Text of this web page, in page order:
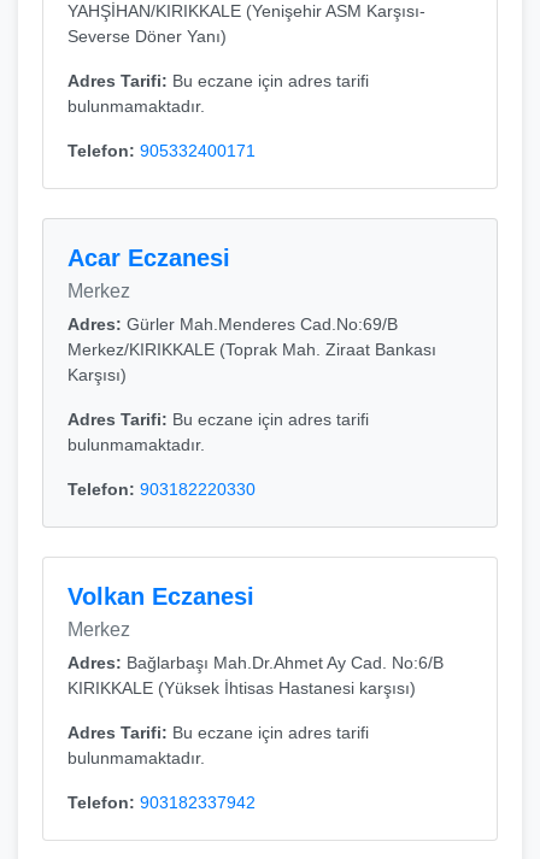
YAHŞİHAN/KIRIKKALE (Yenişehir ASM Karşısı-
Severse Döner Yanı)
Adres Tarifi: Bu eczane için adres tarifi
bulunmamaktadır.
Telefon: 905332400171
Acar Eczanesi
Merkez
Adres: Gürler Mah.Menderes Cad.No:69/B
Merkez/KIRIKKALE (Toprak Mah. Ziraat Bankası
Karşısı)
Adres Tarifi: Bu eczane için adres tarifi
bulunmamaktadır.
Telefon: 903182220330
Volkan Eczanesi
Merkez
Adres: Bağlarbaşı Mah.Dr.Ahmet Ay Cad. No:6/B
KIRIKKALE (Yüksek İhtisas Hastanesi karşısı)
Adres Tarifi: Bu eczane için adres tarifi
bulunmamaktadır.
Telefon: 903182337942